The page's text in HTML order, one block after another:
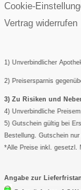
Cookie-
Vertrag widerrufen
1) Unverbindlicher
2) Preisersparnis
3) Zu Risiken und
4) Unverbindliche
5) Gutschein gültig bei
Bestellung. Gutschein
*Alle Preise inkl.
Angabe zur